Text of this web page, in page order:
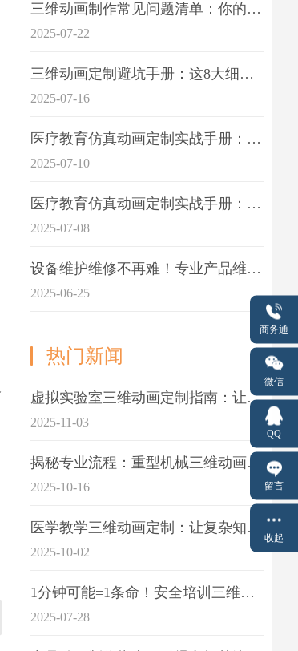
三维动画制作常见问题清单：你的项目是否踩中这6大技术雷区？
2025-07-22
三维动画定制避坑手册：这8大细节重点关注
2025-07-16
医疗教育仿真动画定制实战手册：击破传统医学教育7大痛点
2025-07-10
医疗教育仿真动画定制实战手册：解决传统教学的7大痛点
2025-07-08
设备维护维修不再难！专业产品维护三维动画演示定制指南
2025-06-25
热门新闻
虚拟实验室三维动画定制指南：让科学教学更生动
2025-11-03
揭秘专业流程：重型机械三维动画制作的5大关键步骤
2025-10-16
医学教学三维动画定制：让复杂知识一目了
2025-10-02
1分钟可能=1条命！安全培训三维动画制作成本效益深度拆解
2025-07-28
商务通
微信
QQ
留言
收起